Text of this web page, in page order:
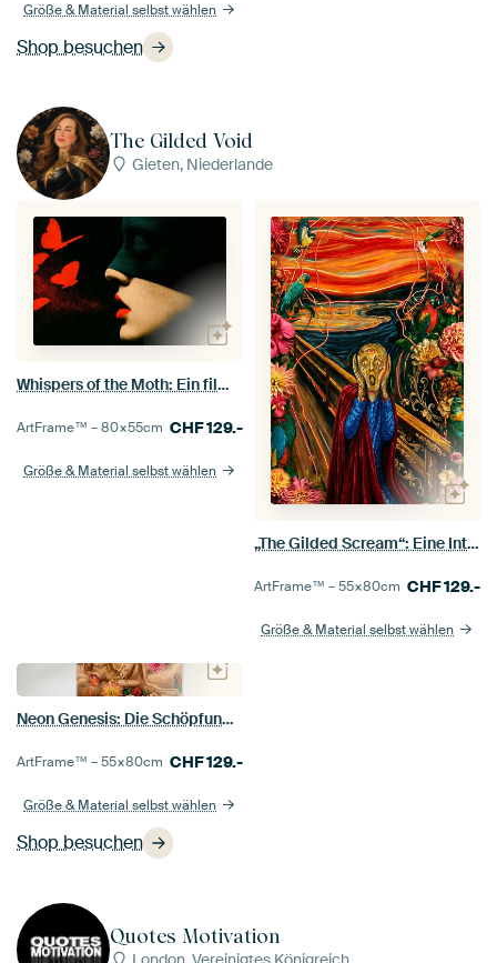
Shop besuchen
Größe & Material selbst wählen
The Gilded Void
Gieten, Niederlande
Shop besuchen
Whispers of the Moth: Ein filmisches Rätsel
ArtFrame™ –80×55cm CHF129.-
Größe & Material selbst wählen
„The Gilded Scream“: Eine Interpretation im Neon-Barock-Stil
ArtFrame™ –55×80cm CHF129.-
Größe & Material selbst wählen
Neon Genesis: Die Schöpfung Adams neu interpretiert
ArtFrame™ –55×80cm CHF129.-
Größe & Material selbst wählen
Quotes Motivation